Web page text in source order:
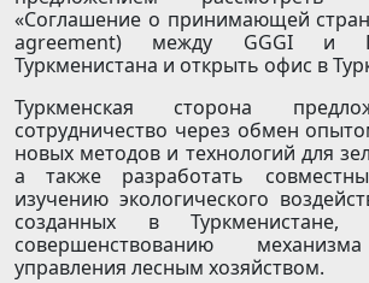
«Соглашение о принимающей
agreement) между GGGI и
Туркменистана и открыть офис в
Туркменская сторона
сотрудничество через обмен
новых методов и технологий для
а также разработать
изучению экологического
созданных в
совершенствованию
управления лесным хозяйством.